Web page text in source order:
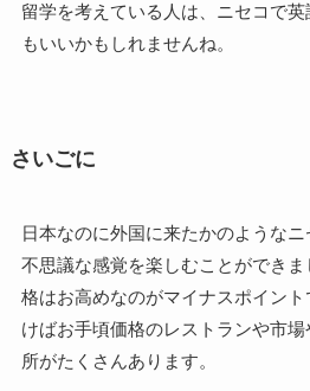
留学を考えている人は、ニセコで
もいいかもしれませんね。
さいごに
日本なのに外国に来たかのようなニ
不思議な感覚を楽しむことができ
格はお高めなのがマイナスポイン
けばお手頃価格のレストランや市
所がたくさんあります。